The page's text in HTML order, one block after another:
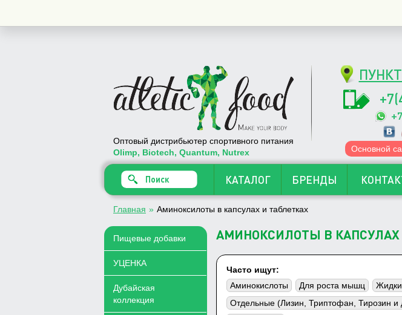
Оптовый дистрибьютер спортивного питания
Olimp, Biotech, Quantum, Nutrex
Основной
КАТАЛОГ БРЕНДЫ
Главная » Аминоксилоты в капсулах и таблетках
Пищевые добавки
УЦЕНКА
Дубайская
коллекция
АМИНОКСИЛОТЫ В
Часто ищут:
Аминокислоты
Для роста мышц
Отдельные (Лизин, Триптофан, Тирозин и